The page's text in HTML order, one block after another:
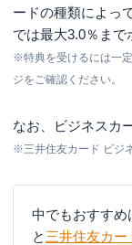
ードの種類によっ
では最大3.0％まで
※特典を受けるには一
ジをご確認ください。
なお、ビジネスカ
※三井住友カード ビジ
中でもおすすめ
と 三井住友カー